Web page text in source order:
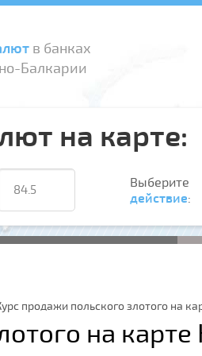
в банках
Балкарии
на карте:
Выберите
действие:
продажи польского злотого на
на карте